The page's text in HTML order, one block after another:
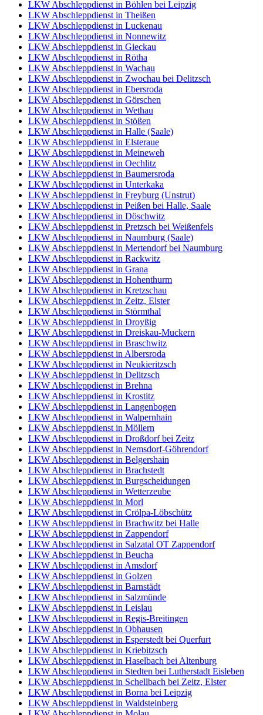
LKW Abschleppdienst in Böhlen bei Leipzig
LKW Abschleppdienst in Theißen
LKW Abschleppdienst in Luckenau
LKW Abschleppdienst in Nonnewitz
LKW Abschleppdienst in Gieckau
LKW Abschleppdienst in Rötha
LKW Abschleppdienst in Wachau
LKW Abschleppdienst in Zwochau bei Delitzsch
LKW Abschleppdienst in Ebersroda
LKW Abschleppdienst in Görschen
LKW Abschleppdienst in Wethau
LKW Abschleppdienst in Stößen
LKW Abschleppdienst in Halle (Saale)
LKW Abschleppdienst in Elsteraue
LKW Abschleppdienst in Meineweh
LKW Abschleppdienst in Oechlitz
LKW Abschleppdienst in Baumersroda
LKW Abschleppdienst in Unterkaka
LKW Abschleppdienst in Freyburg (Unstrut)
LKW Abschleppdienst in Peißen bei Halle, Saale
LKW Abschleppdienst in Döschwitz
LKW Abschleppdienst in Pretzsch bei Weißenfels
LKW Abschleppdienst in Naumburg (Saale)
LKW Abschleppdienst in Mertendorf bei Naumburg
LKW Abschleppdienst in Rackwitz
LKW Abschleppdienst in Grana
LKW Abschleppdienst in Hohenthurm
LKW Abschleppdienst in Kretzschau
LKW Abschleppdienst in Zeitz, Elster
LKW Abschleppdienst in Störmthal
LKW Abschleppdienst in Droyßig
LKW Abschleppdienst in Dreiskau-Muckern
LKW Abschleppdienst in Braschwitz
LKW Abschleppdienst in Albersroda
LKW Abschleppdienst in Neukieritzsch
LKW Abschleppdienst in Delitzsch
LKW Abschleppdienst in Brehna
LKW Abschleppdienst in Krostitz
LKW Abschleppdienst in Langenbogen
LKW Abschleppdienst in Walpernhain
LKW Abschleppdienst in Möllern
LKW Abschleppdienst in Droßdorf bei Zeitz
LKW Abschleppdienst in Nemsdorf-Göhrendorf
LKW Abschleppdienst in Belgershain
LKW Abschleppdienst in Brachstedt
LKW Abschleppdienst in Burgscheidungen
LKW Abschleppdienst in Wetterzeube
LKW Abschleppdienst in Morl
LKW Abschleppdienst in Crölpa-Löbschütz
LKW Abschleppdienst in Brachwitz bei Halle
LKW Abschleppdienst in Zappendorf
LKW Abschleppdienst in Salzatal OT Zappendorf
LKW Abschleppdienst in Beucha
LKW Abschleppdienst in Amsdorf
LKW Abschleppdienst in Golzen
LKW Abschleppdienst in Barnstädt
LKW Abschleppdienst in Salzmünde
LKW Abschleppdienst in Leislau
LKW Abschleppdienst in Regis-Breitingen
LKW Abschleppdienst in Obhausen
LKW Abschleppdienst in Esperstedt bei Querfurt
LKW Abschleppdienst in Kriebitzsch
LKW Abschleppdienst in Haselbach bei Altenburg
LKW Abschleppdienst in Stedten bei Lutherstadt Eisleben
LKW Abschleppdienst in Schellbach bei Zeitz, Elster
LKW Abschleppdienst in Borna bei Leipzig
LKW Abschleppdienst in Waldsteinberg